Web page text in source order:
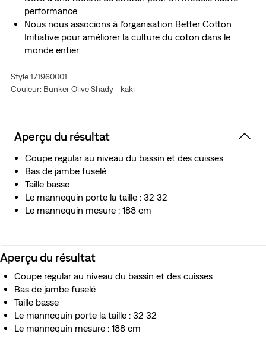
performance
Nous nous associons à l’organisation Better Cotton
Initiative pour améliorer la culture du coton dans le
monde entier
Style 171960001
Couleur: Bunker Olive Shady - kaki
Aperçu du résultat
Coupe regular au niveau du bassin et des cuisses
Bas de jambe fuselé
Taille basse
Le mannequin porte la taille : 32 32
Le mannequin mesure : 188 cm
Aperçu du résultat
Coupe regular au niveau du bassin et des cuisses
Bas de jambe fuselé
Taille basse
Le mannequin porte la taille : 32 32
Le mannequin mesure : 188 cm